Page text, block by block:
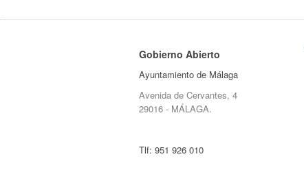
Gobierno Abierto
Ayuntamiento de Málaga
Avenida de Cervantes, 4
29016 - MÁLAGA.
Tlf: 951 926 010